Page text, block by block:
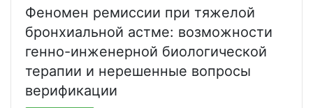
Феномен ремиссии при тяжелой
бронхиальной астме: возможности
генно-инженерной биологической
терапии и нерешенные вопросы
верификации